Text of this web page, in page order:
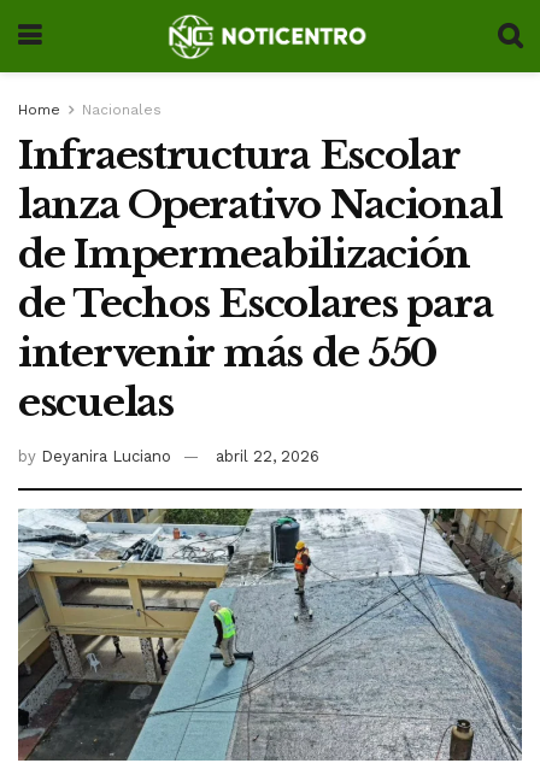
Home Nacionales
Infraestructura Escolar
lanza Operativo Nacional
de Impermeabilización
de Techos Escolares para
intervenir más de 550
escuelas
by Deyanira Luciano abril 22, 2026